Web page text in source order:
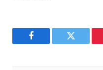
Facebook Twitter